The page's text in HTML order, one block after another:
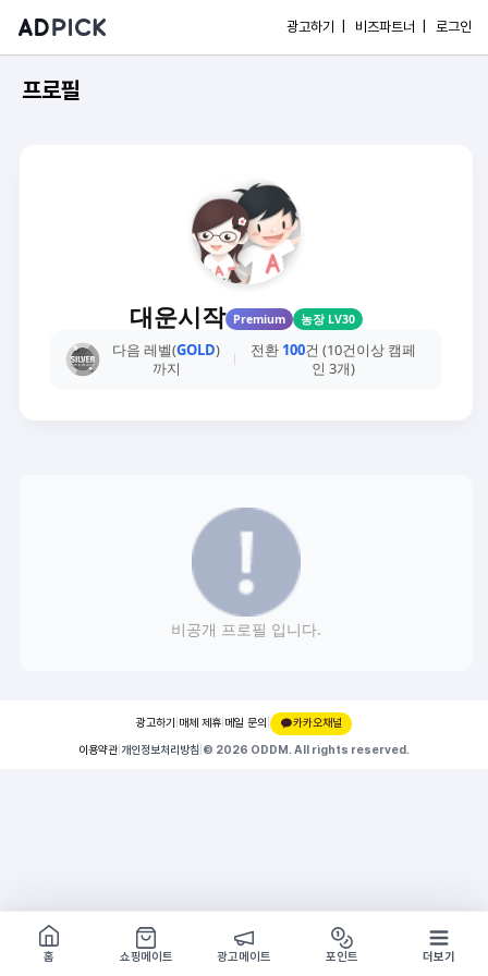
광고하기 | 비즈파트너 | 로그인
프로필
대운시작 Premium 농장 LV30
다음 레벨(GOLD)
까지
전환 100건 (10건이상 캠페
인 3개)
비공개 프로필 입니다.
광고하기 매체 제휴 메일 문의 |
카카오채널
이용약관 개인정보처리방침 © 2026 ODDM. All rights reserved.
쇼핑몰 구경하기
방문시 1G
홈
쇼핑메이트 광고메이트 포인트 더보기